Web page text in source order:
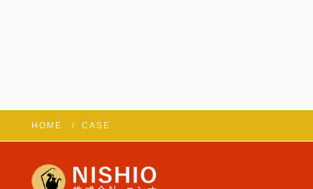
HOME CASE